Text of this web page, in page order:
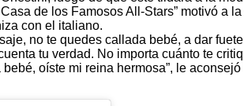
de los Famosos All-Stars” motivó a
con el italiano.
no te quedes callada bebé, a dar
tu verdad. No importa cuánto te
oíste mi reina hermosa”, le